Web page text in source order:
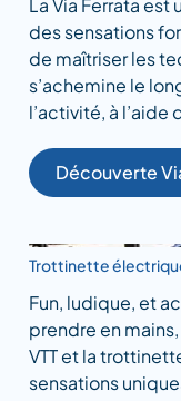
des sensations
de maîtriser les
s’achemine le
l’activité, à
Découverte
Trottinette
Fun, ludique, et
prendre en
VTT et la
sensations